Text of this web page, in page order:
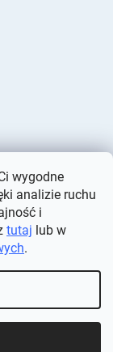
wygodne
analizie ruchu
i
tutaj lub w
.